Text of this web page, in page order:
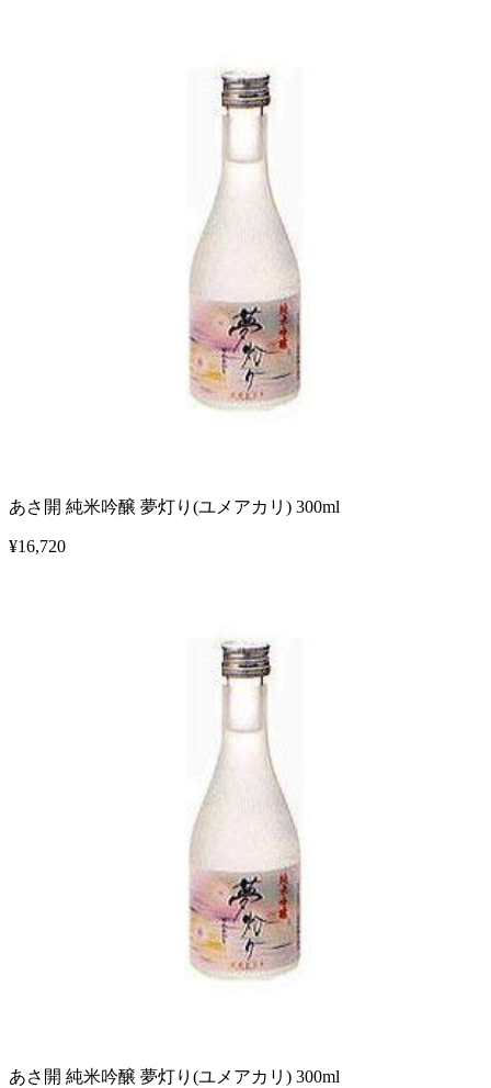
あさ開 純米吟醸 夢灯り(ユメアカリ) 300ml
¥16,720
あさ開 純米吟醸 夢灯り(ユメアカリ) 300ml